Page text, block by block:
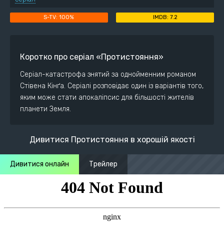
100% 7.2
Коротко про серіал «Протистояння»
Серіал-катастрофа знятий за однойменним романом
Стівена Кінґа. Серіалі розповідає один із варіантів того,
яким може стати апокаліпсис для більшості жителів
планети Земля.
Дивитися Протистояння в хорошій якості
Дивитися онлайн Трейлер